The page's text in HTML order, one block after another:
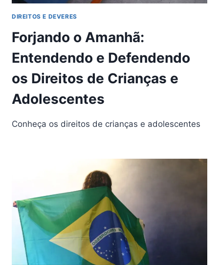
DIREITOS E DEVERES
Forjando o Amanhã:
Entendendo e Defendendo
os Direitos de Crianças e
Adolescentes
Conheça os direitos de crianças e adolescentes